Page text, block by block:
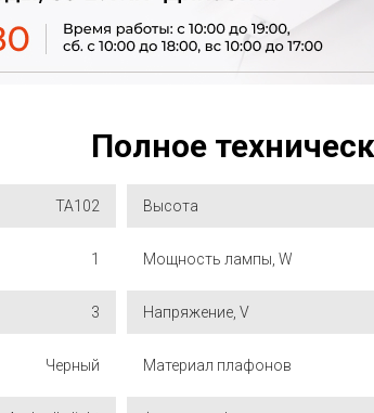
Полное
TA102 Высота
1 Мощность лампы, W
3 Напряжение, V
Черный Материал плафонов